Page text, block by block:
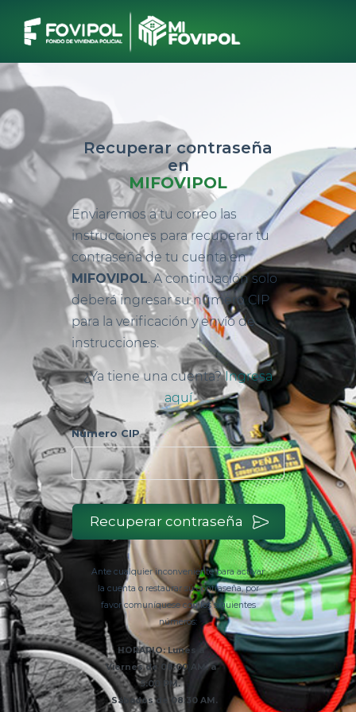
Recuperar contraseña
en
MIFOVIPOL
Enviaremos a tu correo las
instrucciones para recuperar tu
contraseña de tu cuenta en
MIFOVIPOL. A continuación solo
deberá ingresar su número CIP
para la verificación y envío de
instrucciones.
¿Ya tiene una cuenta?Ingresa
aquí
Número CIP
Recuperar contraseña
Ante cualquier inconveniente para activar
la cuenta o restaurar su contraseña, por
favor comuníquese con los siguientes
números:
HORARIO: Lunes a
Viernes de 08:00 AM. a
5:00 PM.
Sábados de 08:30 AM.